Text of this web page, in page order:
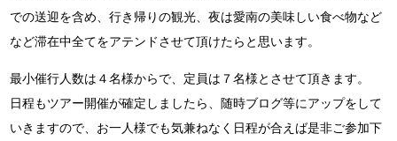
での送迎を含め、行き帰りの観光、夜は愛南の美味しい食べ物など
など滞在中全てをアテンドさせて頂けたらと思います。
最小催行人数は４名様からで、定員は７名様とさせて頂きます。
日程もツアー開催が確定しましたら、随時ブログ等にアップをして
いきますので、お一人様でも気兼ねなく日程が合えば是非ご参加下